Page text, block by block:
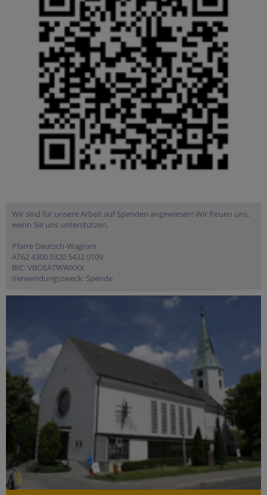
Wir sind für unsere Arbeit auf Spenden angewiesen! Wir freuen uns,
wenn Sie uns unterstützen.
Pfarre Deutsch-Wagram
AT62 4300 0320 5432 0109
BIC: VBOEATWWXXX
Verwendungszweck: Spende